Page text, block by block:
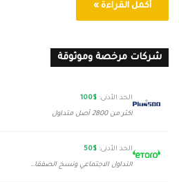
أكمل القراءة »
شركات مرخصة وموثوقة
الحد الأدنى: $100
أكثر من 2800 أصل متداول
الحد الأدنى: $50
التداول الاجتماعي ونسخ الصفقات